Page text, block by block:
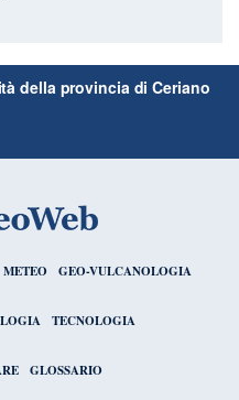
della provincia di Ceriano
METEO GEO-VULCANOLOGIA
TECNOLOGIA
GLOSSARIO